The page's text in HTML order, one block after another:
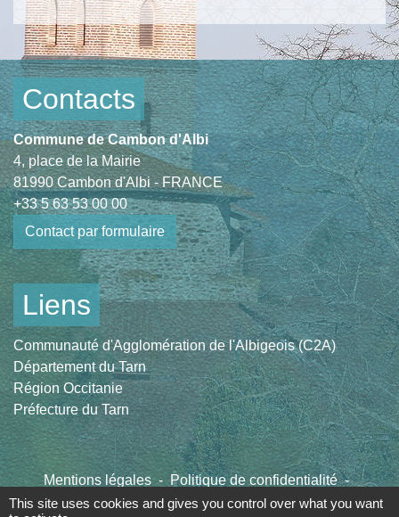
Contacts
Commune de Cambon d'Albi
4, place de la Mairie
81990 Cambon d'Albi - FRANCE
+33 5 63 53 00 00
Contact par formulaire
Liens
Communauté d'Agglomération de l'Albigeois (C2A)
Département du Tarn
Région Occitanie
Préfecture du Tarn
Mentions légales - Politique de confidentialité -
Accessibilité - Plan du site - Gestion des cookies
This site uses cookies and gives you control over what you want